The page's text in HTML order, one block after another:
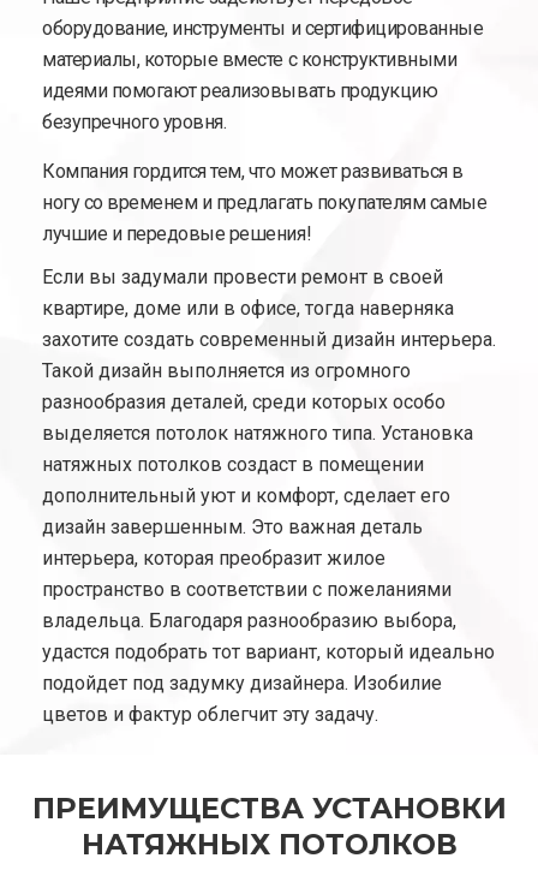
оборудование, инструменты и сертифицированные
материалы, которые вместе с конструктивными
идеями помогают реализовывать продукцию
безупречного уровня.
Компания гордится тем, что может развиваться в
ногу со временем и предлагать покупателям самые
лучшие и передовые решения!
Если вы задумали провести ремонт в своей
квартире, доме или в офисе, тогда наверняка
захотите создать современный дизайн интерьера.
Такой дизайн выполняется из огромного
разнообразия деталей, среди которых особо
выделяется потолок натяжного типа. Установка
натяжных потолков создаст в помещении
дополнительный уют и комфорт, сделает его
дизайн завершенным. Это важная деталь
интерьера, которая преобразит жилое
пространство в соответствии с пожеланиями
владельца. Благодаря разнообразию выбора,
удастся подобрать тот вариант, который идеально
подойдет под задумку дизайнера. Изобилие
цветов и фактур облегчит эту задачу.
ПРЕИМУЩЕСТВА УСТАНОВКИ
НАТЯЖНЫХ ПОТОЛКОВ